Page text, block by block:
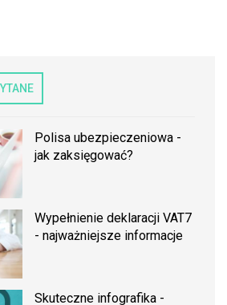
Polisa ubezpieczeniowa -
jak zaksięgować?
Wypełnienie deklaracji VAT7
- najważniejsze informacje
Skuteczne infografika -